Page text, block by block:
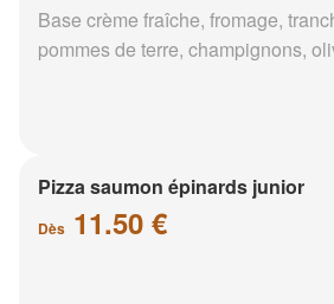
Base crème fraîche, fromage,
pommes de terre, champignons,
Pizza saumon épinards junior
Dès 11.50 €